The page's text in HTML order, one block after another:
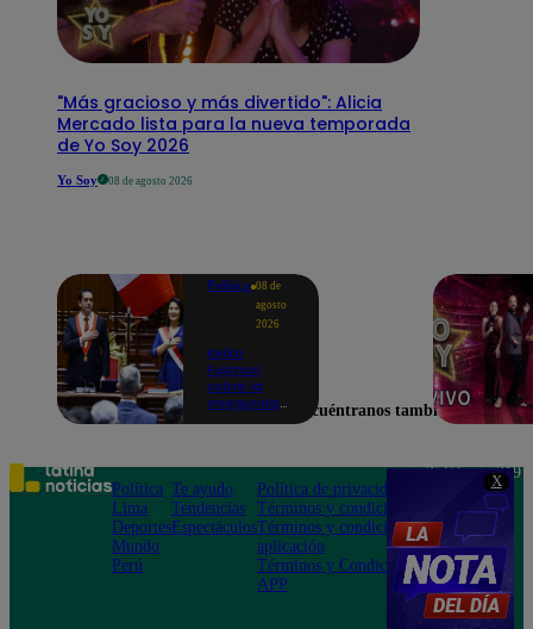
X
"Más gracioso y más divertido": Alicia
Mercado lista para la nueva temporada
de Yo Soy 2026
Yo Soy 08 de agosto 2026
Política 08 de
agosto
2026
Keiko
Fujimori
sobre la
inseguridad:
que los
delincuentes
terminen en
prisión”
Encuéntranos también en
Política
Lima
Deportes
Mundo
Perú
Te ayudo
Tendencias
Espectáculos
Política de privacidad
Términos y condiciones
Términos y condiciones
aplicación
Términos y Condiciones
APP
Teléfono: 219
Av. San
Felipe 968
Jesús María